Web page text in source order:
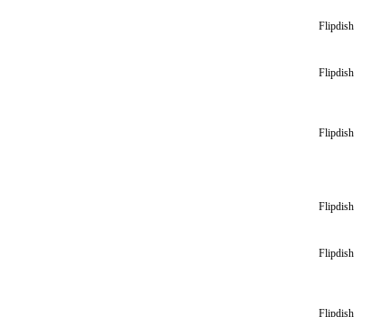
Flipdish
Flipdish
Flipdish
Flipdish
Flipdish
Flipdish